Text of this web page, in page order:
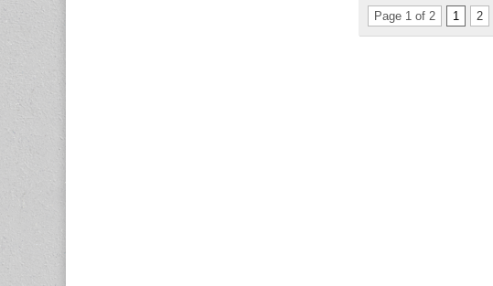
Page 1 of 2 1 2